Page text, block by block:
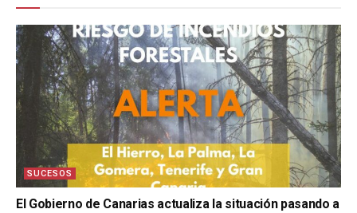
SUCESOS
El Gobierno de Canarias actualiza la situación pasando a